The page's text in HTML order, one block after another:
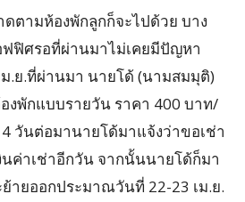
ตามห้องพักลูกก็จะไปด้วย บาง
ฟฟิศรอที่ผ่านมาไม่เคยมีปัญหา
ม.ย.ที่ผ่านมา นายโด้ (นามสมมุติ)
งพักแบบรายวัน ราคา 400 บาท/
วันต่อมานายโด้มาแจ้งว่าขอเช่า
นค่าเช่าอีกวัน จากนั้นนายโด้ก็มา
ายออกประมาณวันที่ 22-23 เม.ย.